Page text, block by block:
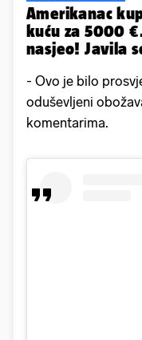
Amerikanac
kuću za 5000
nasjeo! Javila
- Ovo je bilo
oduševljeni
komentarima.